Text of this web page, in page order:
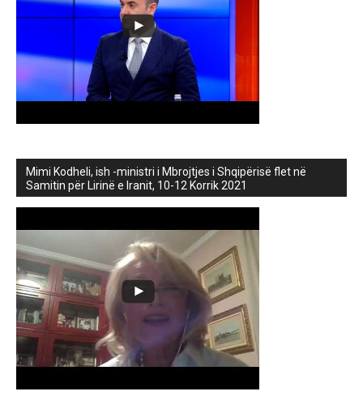
Mimi Kodheli, ish -ministri i Mbrojtjes i Shqipërisë flet në
Samitin për Lirinë e Iranit, 10-12 Korrik 2021